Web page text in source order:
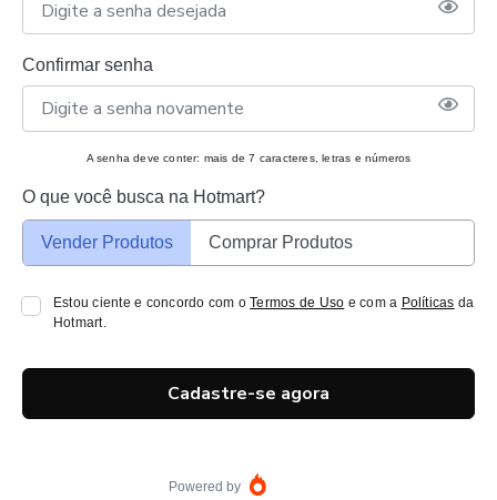
Confirmar senha
A senha deve conter: mais de 7 caracteres, letras e números
O que você busca na Hotmart?
Vender Produtos Comprar Produtos
Estou ciente e concordo com oTermos de Uso e com a Políticas da
Hotmart.
Cadastre-se agora
Powered by